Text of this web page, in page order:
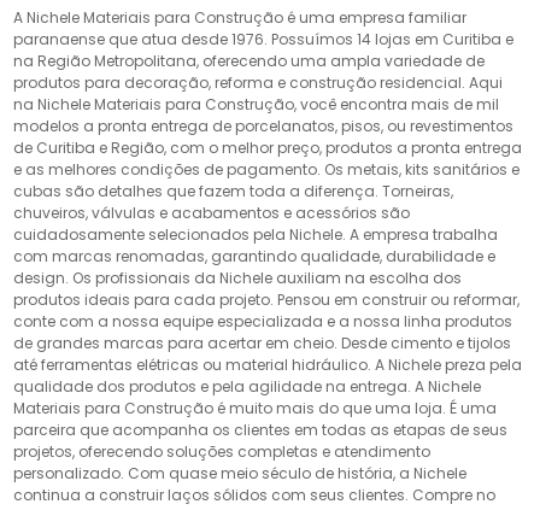
A Nichele Materiais para Construção é uma empresa familiar
paranaense que atua desde 1976. Possuímos 14 lojas em Curitiba e
na Região Metropolitana, oferecendo uma ampla variedade de
produtos para decoração, reforma e construção residencial. Aqui
na Nichele Materiais para Construção, você encontra mais de mil
modelos a pronta entrega de porcelanatos, pisos, ou revestimentos
de Curitiba e Região, com o melhor preço, produtos a pronta entrega
e as melhores condições de pagamento. Os metais, kits sanitários e
cubas são detalhes que fazem toda a diferença. Torneiras,
chuveiros, válvulas e acabamentos e acessórios são
cuidadosamente selecionados pela Nichele. A empresa trabalha
com marcas renomadas, garantindo qualidade, durabilidade e
design. Os profissionais da Nichele auxiliam na escolha dos
produtos ideais para cada projeto. Pensou em construir ou reformar,
conte com a nossa equipe especializada e a nossa linha produtos
de grandes marcas para acertar em cheio. Desde cimento e tijolos
até ferramentas elétricas ou material hidráulico. A Nichele preza pela
qualidade dos produtos e pela agilidade na entrega. A Nichele
Materiais para Construção é muito mais do que uma loja. É uma
parceira que acompanha os clientes em todas as etapas de seus
projetos, oferecendo soluções completas e atendimento
personalizado. Com quase meio século de história, a Nichele
continua a construir laços sólidos com seus clientes. Compre no